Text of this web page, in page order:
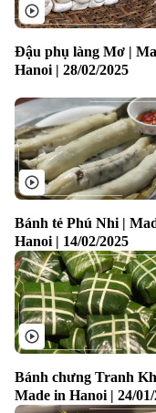
Đậu phụ làng Mơ |
Hanoi | 28/02/2025
Bánh tẻ Phú Nhi |
Hanoi | 14/02/2025
Bánh chưng Tranh
Made in Hanoi | 24/01/